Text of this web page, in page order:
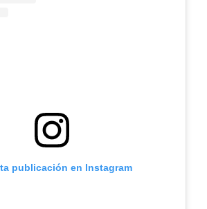
publicación en Instagram